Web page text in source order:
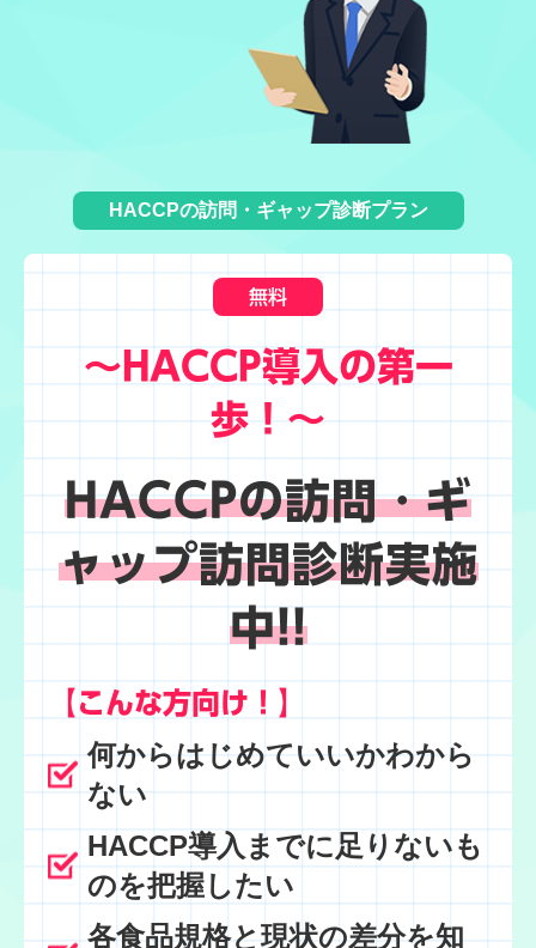
HACCPの訪問・ギャップ診断プラン
無料
～HACCP導入の第一
歩！～
HACCPの訪問・ギ
ャップ訪問診断実施
中!!
【こんな方向け！】
何からはじめていいかわから
ない
HACCP導入までに足りないも
のを把握したい
各食品規格と現状の差分を知